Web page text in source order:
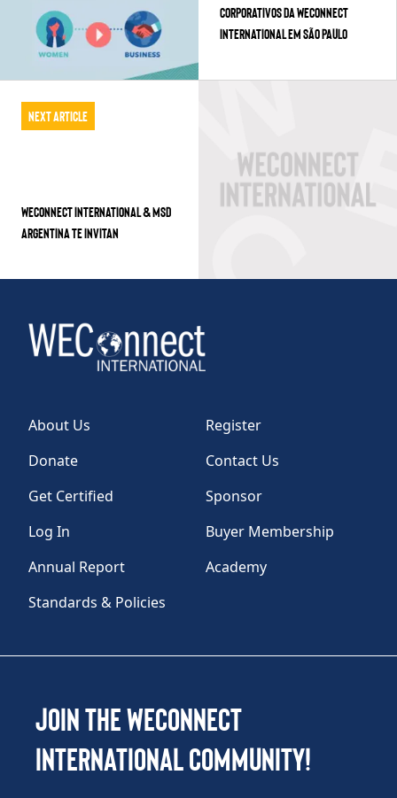
corporativos da WEConnect
International em São Paulo
Next Article
WECONNECT INTERNATIONAL & MSD
ARGENTINA TE INVITAN
About Us
Register
Donate
Contact Us
Get Certified
Sponsor
Log In
Buyer Membership
Annual Report
Academy
Standards & Policies
Join the WEConnect
International Community!